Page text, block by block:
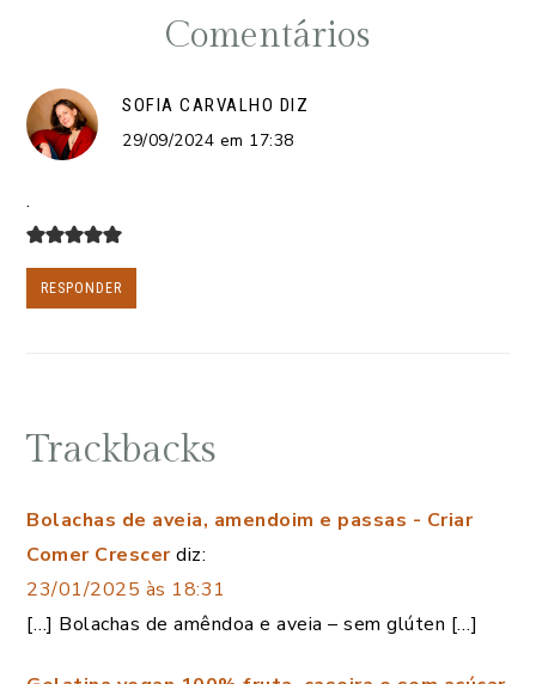
Comentários
SOFIA CARVALHO DIZ
29/09/2024 em 17:38
.
RESPONDER
Trackbacks
Bolachas de aveia, amendoim e passas - Criar
Comer Crescer diz:
23/01/2025 às 18:31
[…] Bolachas de amêndoa e aveia – sem glúten […]